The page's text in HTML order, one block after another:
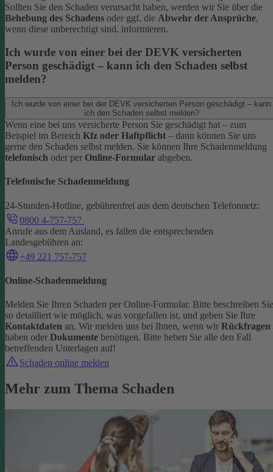
Sollten Sie den Schaden verursacht haben, werden wir Sie über die
Behebung des Schadens oder ggf. die Abwehr der Ansprüche,
wenn diese unberechtigt sind, informieren.
Ich wurde von einer bei der DEVK versicherten
Person geschädigt – kann ich den Schaden selbst
melden?
Ich wurde von einer bei der DEVK versicherten Person geschädigt – kann
ich den Schaden selbst melden?
Wenn eine bei uns versicherte Person Sie geschädigt hat – zum
Beispiel im Bereich Kfz oder Haftpflicht – dann können Sie uns
gerne den Schaden selbst melden. Sie können Ihre Schadenmeldung
telefonisch oder per Online-Formular abgeben.
Telefonische Schadenmeldung
24-Stunden-Hotline, gebührenfrei aus dem deutschen Telefonnetz:
0800 4-757-757
Anrufe aus dem Ausland, es fallen die entsprechenden
Landesgebühren an:
+49 221 757-757
Online-Schadenmeldung
Melden Sie Ihren Schaden per Online-Formular. Bitte beschreiben Sie
so detailliert wie möglich, was vorgefallen ist, und geben Sie Ihre
Kontaktdaten an. Wir melden uns bei Ihnen, wenn wir Rückfragen
haben oder Dokumente benötigen. Bitte heben Sie alle den Fall
betreffenden Unterlagen auf!
Schaden online melden
Mehr zum Thema Schaden